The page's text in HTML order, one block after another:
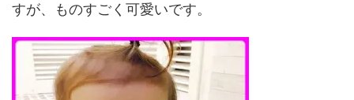
すが、ものすごく可愛いです。